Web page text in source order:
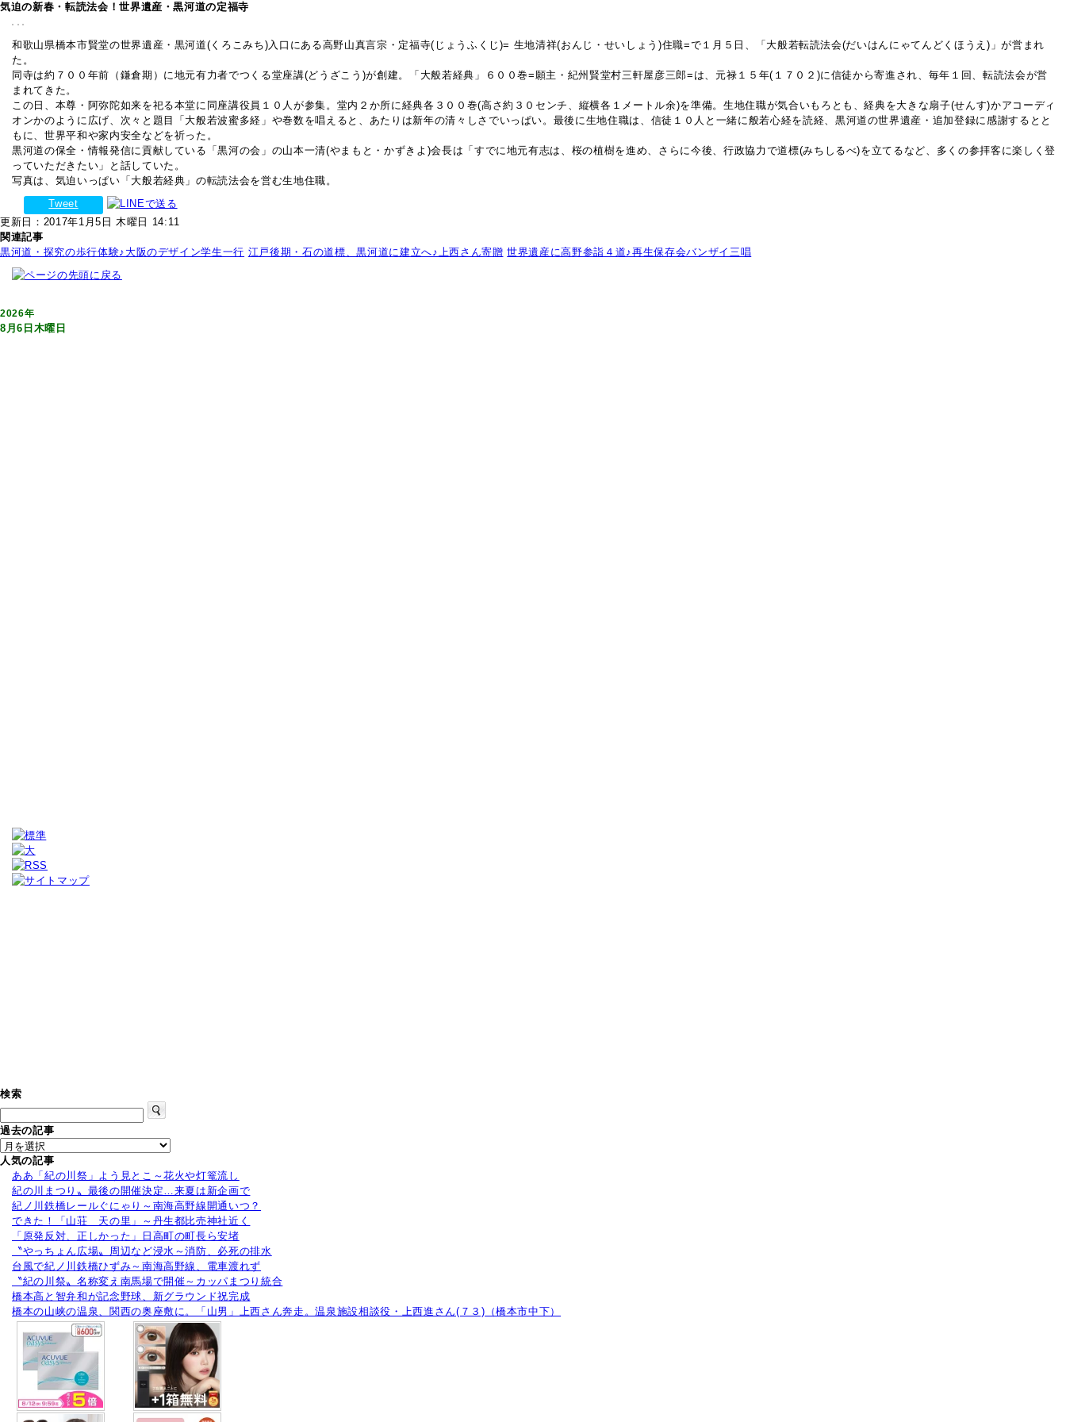
気迫の新春・転読法会！世界遺産・黒河道の定福寺
和歌山県橋本市賢堂の世界遺産・黒河道(くろこみち)入口にある高野山真言宗・定福寺(じょうふくじ)= 生地清祥(おんじ・せいしょう)住職=で１月５日、「大般若転読法会(だいはんにゃてんどくほうえ)」が営まれ
た。
同寺は約７００年前（鎌倉期）に地元有力者でつくる堂座講(どうざこう)が創建。「大般若経典」６００巻=願主・紀州賢堂村三軒屋彦三郎=は、元禄１５年(１７０２)に信徒から寄進され、毎年１回、転読法会が営
まれてきた。
この日、本尊・阿弥陀如来を祀る本堂に同座講役員１０人が参集。堂内２か所に経典各３００巻(高さ約３０センチ、縦横各１メートル余)を準備。生地住職が気合いもろとも、経典を大きな扇子(せんす)かアコーディ
オンかのように広げ、次々と題目「大般若波蜜多経」や巻数を唱えると、あたりは新年の清々しさでいっぱい。最後に生地住職は、信徒１０人と一緒に般若心経を読経、黒河道の世界遺産・追加登録に感謝するとと
もに、世界平和や家内安全などを祈った。
黒河道の保全・情報発信に貢献している「黒河の会」の山本一清(やまもと・かずきよ)会長は「すでに地元有志は、桜の植樹を進め、さらに今後、行政協力で道標(みちしるべ)を立てるなど、多くの参拝客に楽しく登
っていただきたい」と話していた。
写真は、気迫いっぱい「大般若経典」の転読法会を営む生地住職。
Tweet
更新日：2017年1月5日 木曜日 14:11
関連記事
黒河道・探究の歩行体験♪大阪のデザイン学生一行 江戸後期・石の道標、黒河道に建立へ♪上西さん寄贈 世界遺産に高野参詣４道♪再生保存会バンザイ三唱
2026年
8月6日木曜日
検索
過去の記事
人気の記事
ああ「紀の川祭」よう見とこ～花火や灯篭流し
紀の川まつり〟最後の開催決定…来夏は新企画で
紀ノ川鉄橋レールぐにゃり～南海高野線開通いつ？
できた！「山荘 天の里」～丹生都比売神社近く
「原発反対、正しかった」日高町の町長ら安堵
〝やっちょん広場〟周辺など浸水～消防、必死の排水
台風で紀ノ川鉄橋ひずみ～南海高野線、電車渡れず
〝紀の川祭〟名称変え南馬場で開催～カッパまつり統合
橋本高と智弁和が記念野球、新グラウンド祝完成
橋本の山峡の温泉、関西の奥座敷に。「山男」上西さん奔走。温泉施設相談役・上西進さん(７３)（橋本市中下）